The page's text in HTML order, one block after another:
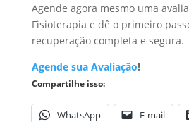
Agende agora mesmo uma
Fisioterapia e dê o primeiro
recuperação completa e segura.
Agende sua Avaliação!
Compartilhe isso:
WhatsApp E-mail